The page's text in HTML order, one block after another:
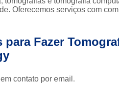
Clínicas para
Oferecemos serviços com
Fazer
contato por email.